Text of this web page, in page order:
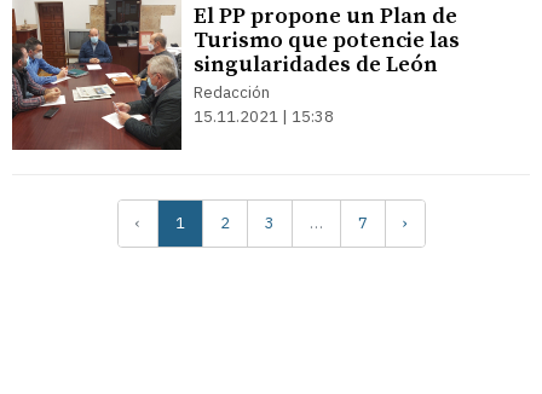
El PP propone un Plan de
Turismo que potencie las
singularidades de León
Redacción
15.11.2021 | 15:38
‹ 1 2 3 … 7 ›